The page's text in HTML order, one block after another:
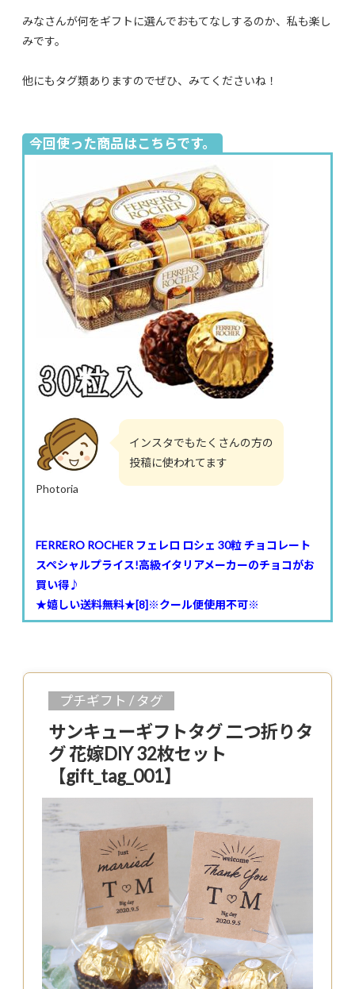
みなさんが何をギフトに選んでおもてなしするのか、私も楽し
みです。
他にもタグ類ありますのでぜひ、みてくださいね！
今回使った商品はこちらです。
Photoria
インスタでもたくさんの方の
投稿に使われてます
FERRERO ROCHER フェレロ ロシェ 30粒 チョコレート
スペシャルプライス!高級イタリアメーカーのチョコがお
買い得♪
★嬉しい送料無料★[8]※クール便使用不可※
プチギフト / タグ
サンキューギフトタグ 二つ折りタ
グ 花嫁DIY 32枚セット
【gift_tag_001】